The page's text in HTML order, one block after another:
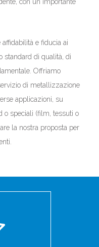
affidabilità e fiducia ai
standard di qualità, di
Offriamo
di metallizzazione
applicazioni, su
o speciali (film, tessuti o
la nostra proposta per